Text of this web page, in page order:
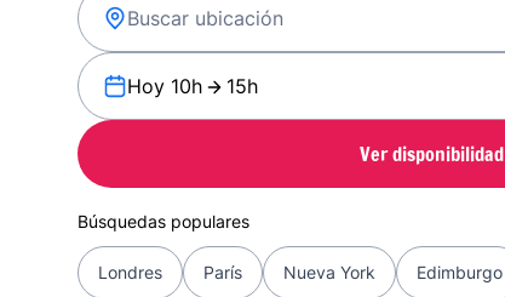
Hoy 10h 15h
Ver disponibilidad
Búsquedas populares
Londres París Nueva York Edimburgo